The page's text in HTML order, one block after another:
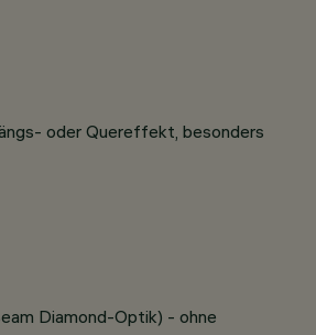
oder Quereffekt, besonders
Diamond-Optik) - ohne